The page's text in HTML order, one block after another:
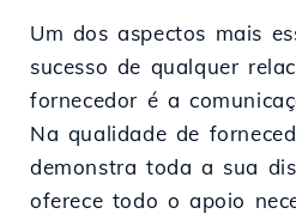
Um dos aspectos mais
sucesso de qualquer
fornecedor é a
Na qualidade de
demonstra toda a sua
oferece todo o apoio